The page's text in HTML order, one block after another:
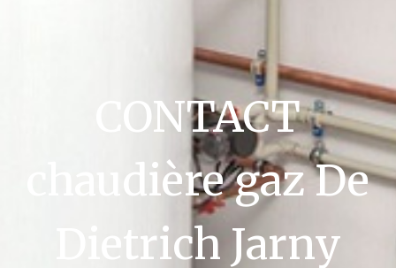
CONTACT
chaudière gaz De
Dietrich Jarny